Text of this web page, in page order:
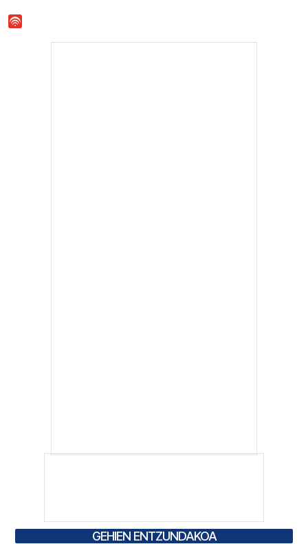
GEHIEN ENTZUNDAKOA